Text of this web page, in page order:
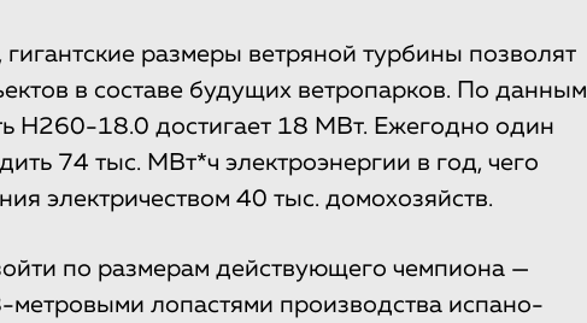
размеры ветряной турбины позволят
в составе будущих ветропарков. По данным
H260-18.0 достигает 18 МВт. Ежегодно один
74 тыс. МВт*ч электроэнергии в год, чего
электричеством 40 тыс. домохозяйств.
по размерам действующего чемпиона —
метровыми лопастями производства испано-